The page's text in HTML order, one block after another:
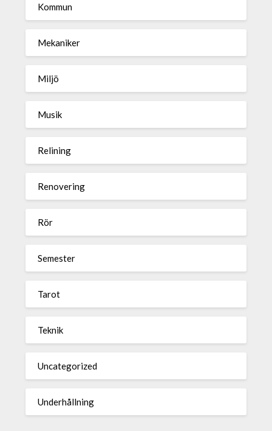
Kommun
Mekaniker
Miljö
Musik
Relining
Renovering
Rör
Semester
Tarot
Teknik
Uncategorized
Underhållning